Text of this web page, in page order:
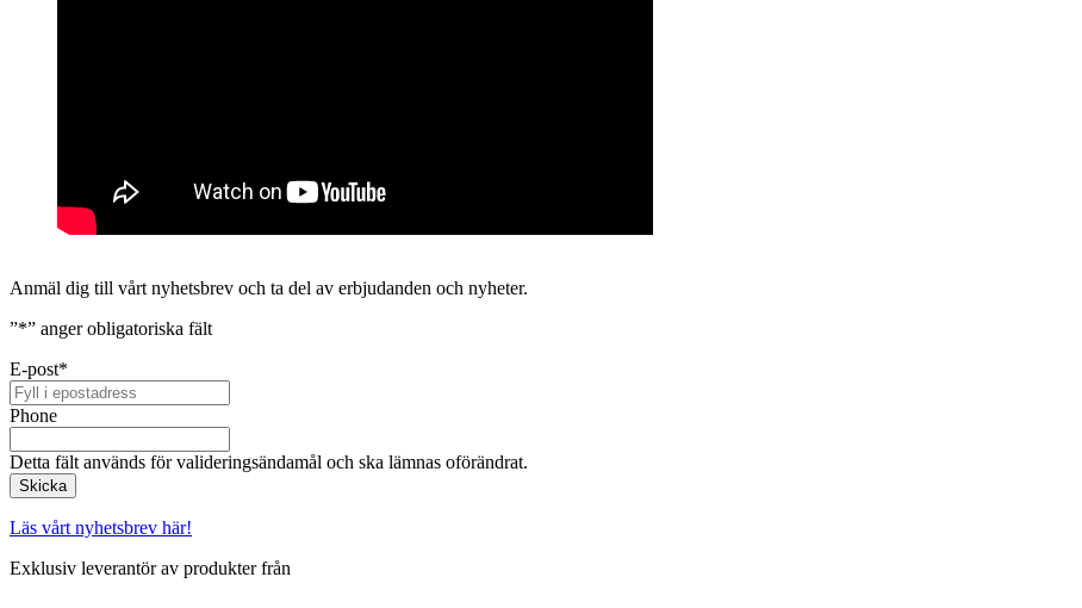
Anmäl dig till vårt nyhetsbrev och ta del av erbjudanden och nyheter.
”*” anger obligatoriska fält
E-post*
Phone
Detta fält används för valideringsändamål och ska lämnas oförändrat.
Läs vårt nyhetsbrev här!
Exklusiv leverantör av produkter från